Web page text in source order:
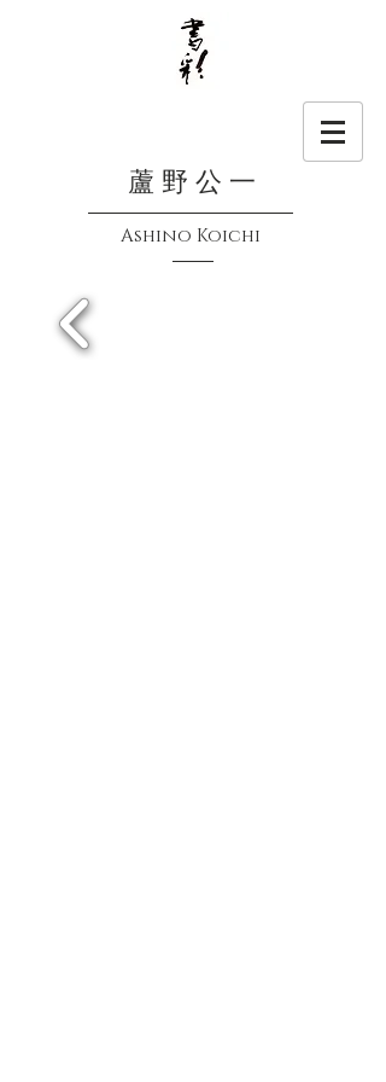
蘆 野 公 一
Ashino Koichi